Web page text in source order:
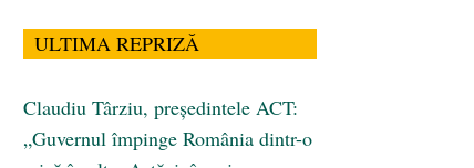
ULTIMA REPRIZĂ
Claudiu Târziu, președintele ACT:
„Guvernul împinge România dintr-o